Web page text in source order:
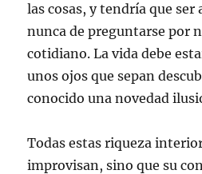
las cosas, y tendría que ser
nunca de preguntarse por
cotidiano. La vida debe
unos ojos que sepan
conocido una novedad
Todas estas riqueza
improvisan, sino que su